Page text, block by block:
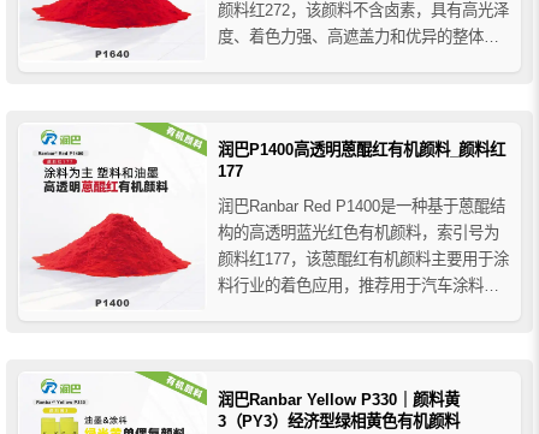
颜料红272，该颜料不含卤素，具有高光泽
度、着色力强、高遮盖力和优异的整体色
广泛应用于各种塑料、涂料和油墨行业的
着色...
润巴P1400高透明蒽醌红有机颜料_颜料红
177
润巴Ranbar Red P1400是一种基于蒽醌结
构的高透明蓝光红色有机颜料，索引号为
颜料红177，该蒽醌红有机颜料主要用于涂
料行业的着色应用，推荐用于汽车涂料
润巴Ranbar Yellow P330｜颜料黄
3（PY3）经济型绿相黄色有机颜料